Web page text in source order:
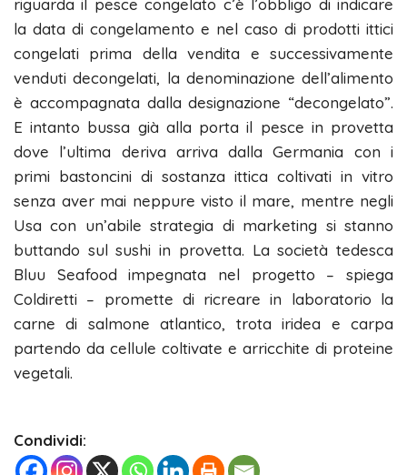
riguarda il pesce congelato c’è l’obbligo di indicare
la data di congelamento e nel caso di prodotti ittici
congelati prima della vendita e successivamente
venduti decongelati, la denominazione dell’alimento
è accompagnata dalla designazione “decongelato”.
E intanto bussa già alla porta il pesce in provetta
dove l’ultima deriva arriva dalla Germania con i
primi bastoncini di sostanza ittica coltivati in vitro
senza aver mai neppure visto il mare, mentre negli
Usa con un’abile strategia di marketing si stanno
buttando sul sushi in provetta. La società tedesca
Bluu Seafood impegnata nel progetto – spiega
Coldiretti – promette di ricreare in laboratorio la
carne di salmone atlantico, trota iridea e carpa
partendo da cellule coltivate e arricchite di proteine
vegetali.
Condividi: